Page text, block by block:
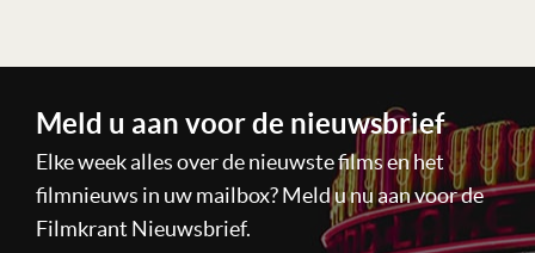
Meld u aan voor de nieuwsbrief
Elke week alles over de nieuwste films en het
filmnieuws in uw mailbox? Meld u nu aan voor de
Filmkrant Nieuwsbrief.